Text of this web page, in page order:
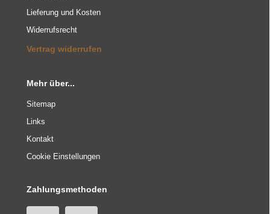
Lieferung und Kosten
Widerrufsrecht
Vertrag widerrufen
Mehr über...
Sitemap
Links
Kontakt
Cookie Einstellungen
Zahlungsmethoden